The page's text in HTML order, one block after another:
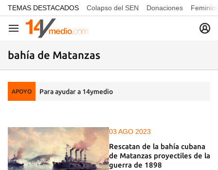
common.go-to-content
TEMAS DESTACADOS Colapso del SEN Donaciones
Navegación
bahía de Matanzas
APOYO Para ayudar a 14ymedio
03 AGO 2023
Rescatan de la bahía cubana
de Matanzas proyectiles de la
guerra de 1898